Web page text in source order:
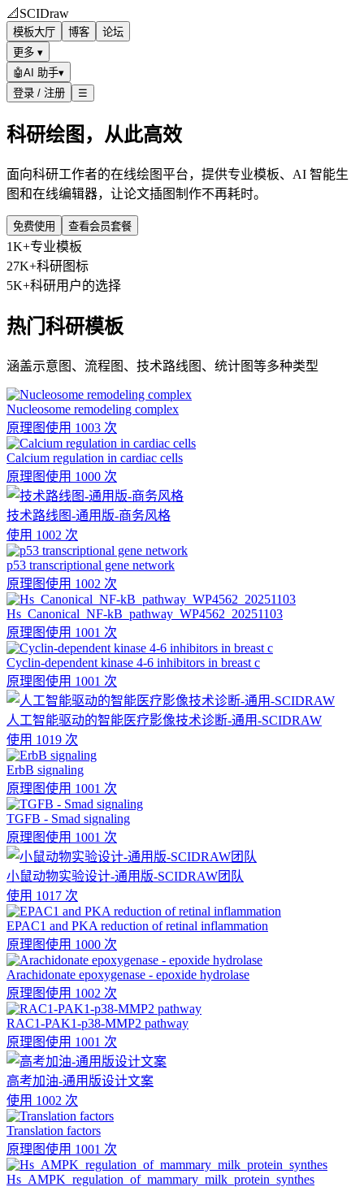
📐 SCIDraw
模板大厅 博客
论坛
更多 ▾
🤖AI 助手▾
登录 / 注册
☰
科研绘图，从此高效
面向科研工作者的在线绘图平台，提供专业模板、AI 智能生
图和在线编辑器，让论文插图制作不再耗时。
免费使用 查看会员套餐
1K+专业模板
27K+科研图标
5K+科研用户的选择
热门科研模板
涵盖示意图、流程图、技术路线图、统计图等多种类型
Nucleosome remodeling complex
原理图使用 1003 次
Calcium regulation in cardiac cells
原理图使用 1000 次
技术路线图-通用版-商务风格
使用 1002 次
p53 transcriptional gene network
原理图使用 1002 次
Hs_Canonical_NF-kB_pathway_WP4562_20251103
原理图使用 1001 次
Cyclin-dependent kinase 4-6 inhibitors in breast c
原理图使用 1001 次
人工智能驱动的智能医疗影像技术诊断-通用-SCIDRAW
使用 1019 次
ErbB signaling
原理图使用 1001 次
TGFB - Smad signaling
原理图使用 1001 次
小鼠动物实验设计-通用版-SCIDRAW团队
使用 1017 次
EPAC1 and PKA reduction of retinal inflammation
原理图使用 1000 次
Arachidonate epoxygenase - epoxide hydrolase
原理图使用 1002 次
RAC1-PAK1-p38-MMP2 pathway
原理图使用 1001 次
高考加油-通用版设计文案
使用 1002 次
Translation factors
原理图使用 1001 次
Hs_AMPK_regulation_of_mammary_milk_protein_synthes